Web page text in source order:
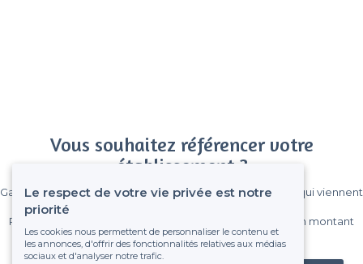
Vous souhaitez référencer votre
établissement ?
Gagnez de nombreux clients parmi le million de visiteurs qui viennent
Pas de commissions et sans engagement, vous payez un montant
fixe sans risque de voir déraper la facture.
Le respect de votre vie privée est notre
priorité
Les cookies nous permettent de personnaliser le contenu et
les annonces, d'offrir des fonctionnalités relatives aux médias
sociaux et d'analyser notre trafic.